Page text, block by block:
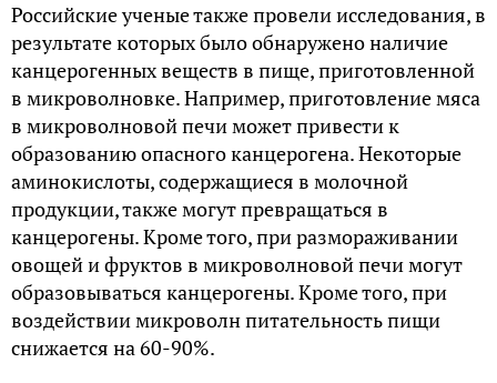
Российские ученые также провели исследования, в
результате которых было обнаружено наличие
канцерогенных веществ в пище, приготовленной
в микроволновке. Например, приготовление мяса
в микроволновой печи может привести к
образованию опасного канцерогена. Некоторые
аминокислоты, содержащиеся в молочной
продукции, также могут превращаться в
канцерогены. Кроме того, при размораживании
овощей и фруктов в микроволновой печи могут
образовываться канцерогены. Кроме того, при
воздействии микроволн питательность пищи
снижается на 60-90%.